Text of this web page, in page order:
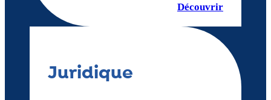
Découvrir
Juridique